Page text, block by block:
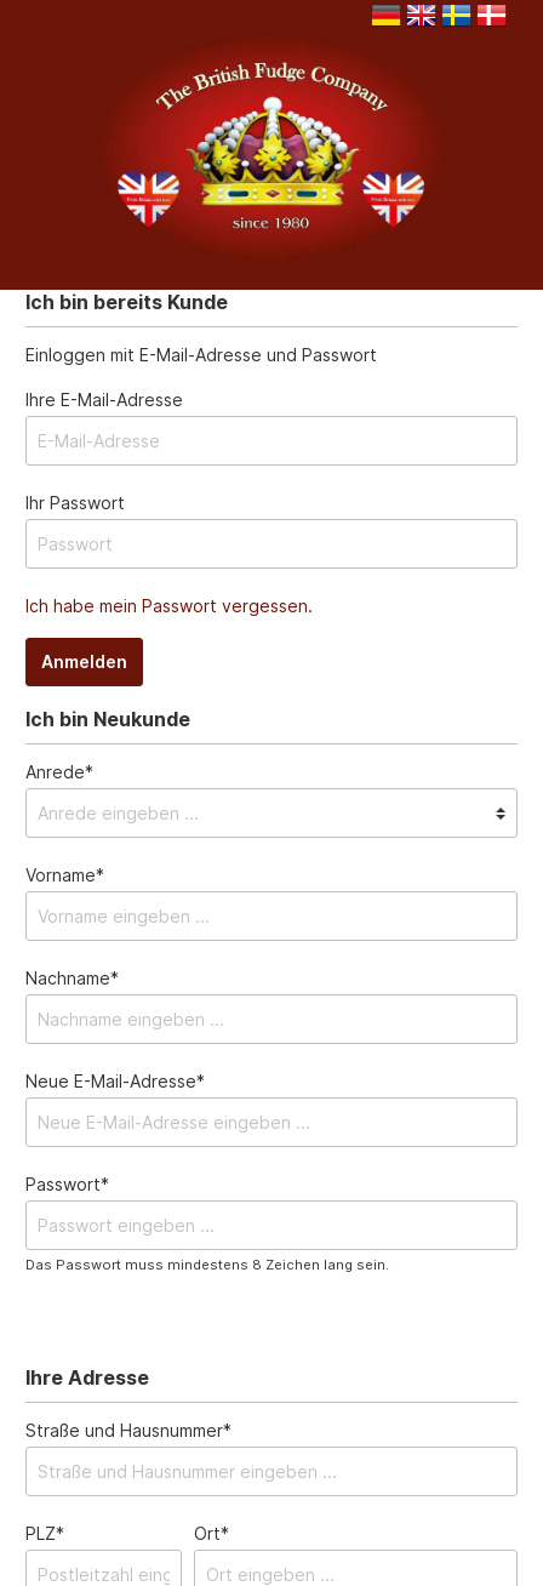
Ich bin bereits Kunde
Einloggen mit E-Mail-Adresse und Passwort
Ihre E-Mail-Adresse
Ihr Passwort
Ich habe mein Passwort vergessen.
Anmelden
Ich bin Neukunde
Anrede*
Vorname*
Nachname*
Neue E-Mail-Adresse*
Passwort*
Das Passwort muss mindestens 8 Zeichen lang sein.
Ihre Adresse
Straße und Hausnummer*
PLZ* Ort*